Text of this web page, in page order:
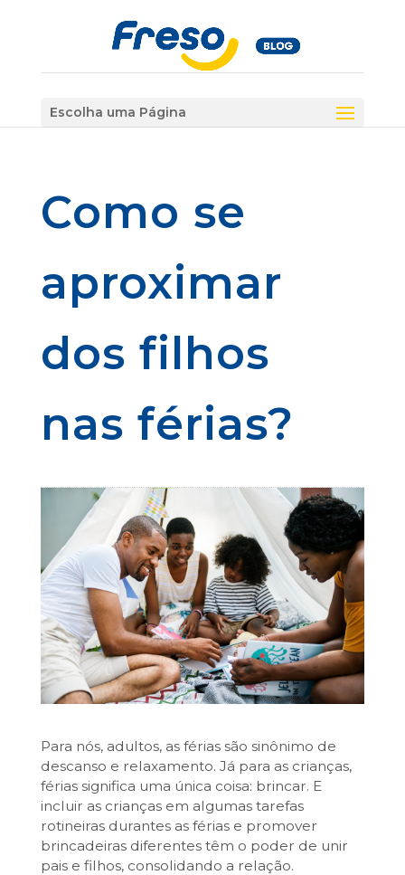
Escolha uma Página
Como se
aproximar
dos filhos
nas férias?
Para nós, adultos, as férias são sinônimo de
descanso e relaxamento. Já para as crianças,
férias significa uma única coisa: brincar. E
incluir as crianças em algumas tarefas
rotineiras durantes as férias e promover
brincadeiras diferentes têm o poder de unir
pais e filhos, consolidando a relação.